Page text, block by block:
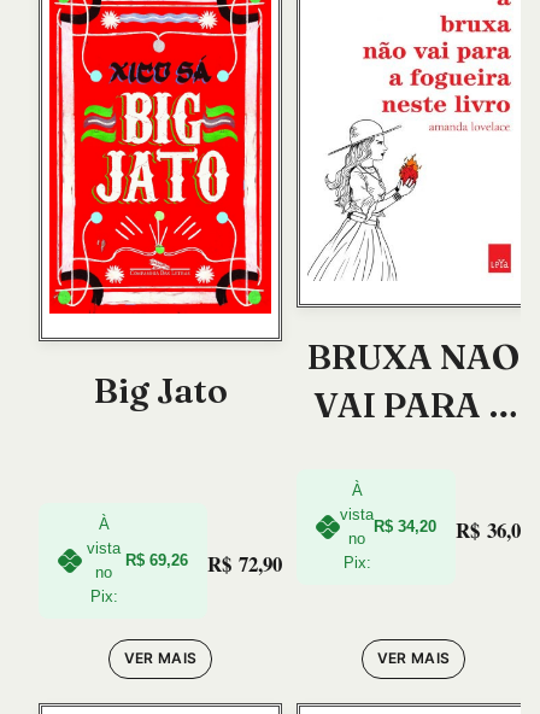
Big Jato
À
vista
no
Pix:
R$ 69,26 R$ 72,90
VER MAIS
BRUXA NAO
VAI PARA A
NESTE
LIVRO, A
À
vista
no
Pix:
R$ 34,20 R$ 36,00
VER MAIS